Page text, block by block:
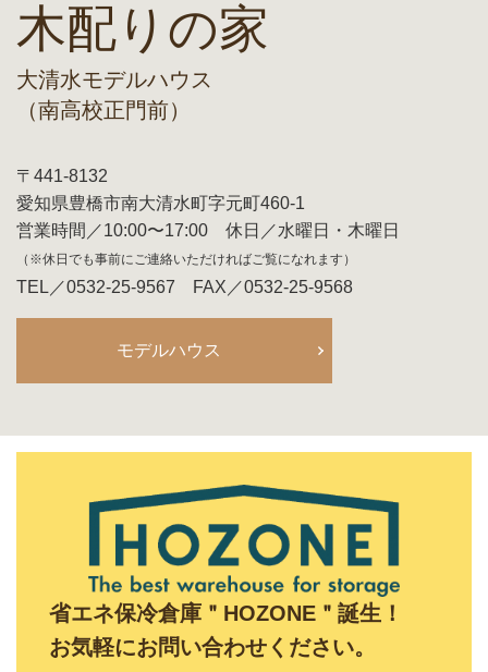
木配りの家
大清水モデルハウス
（南高校正門前）
〒441-8132
愛知県豊橋市南大清水町字元町460-1
営業時間／10:00〜17:00 休日／水曜日・木曜日
（※休日でも事前にご連絡いただければご覧になれます）
TEL／0532-25-9567 FAX／0532-25-9568
モデルハウス
省エネ保冷倉庫＂HOZONE＂誕生！
お気軽にお問い合わせください。